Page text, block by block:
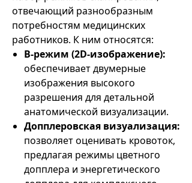
отвечающий разнообразным
потребностям медицинских
работников. К ним относятся:
B-режим (2D-изображение):
обеспечивает двумерные
изображения высокого
разрешения для детальной
анатомической визуализации.
Допплеровская визуализация:
позволяет оценивать кровоток,
предлагая режимы цветного
допплера и энергетического